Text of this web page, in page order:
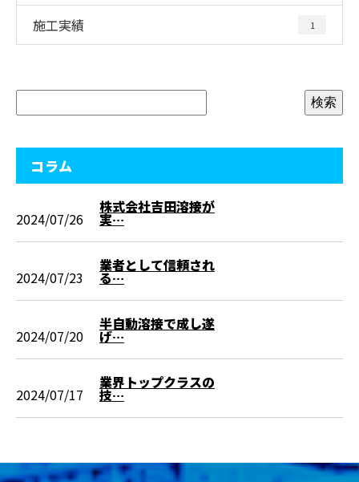
施工実績 1
コラム
2024/07/26
株式会社吉田溶接が
実…
2024/07/23
業者として信頼され
る…
2024/07/20
半自動溶接で成し遂
げ…
2024/07/17
業界トップクラスの
技…